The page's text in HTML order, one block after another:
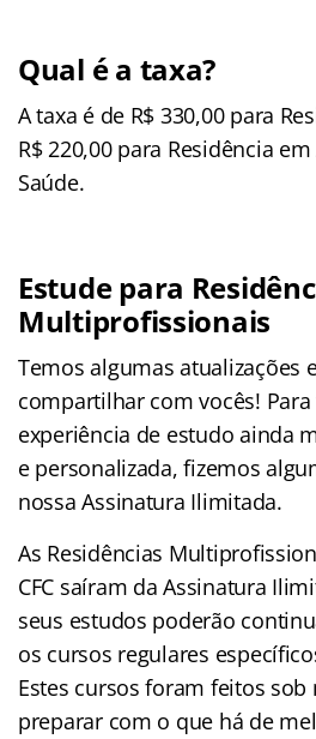
Qual é a taxa?
A taxa é de R$ 330,00 para
R$ 220,00 para Residência
Saúde.
Estude para
Multiprofissionais
Temos algumas atualizações
compartilhar com vocês!
experiência de estudo ainda
e personalizada, fizemos
nossa Assinatura Ilimitada.
As Residências
CFC saíram da Assinatura
seus estudos poderão
os cursos regulares
Estes cursos foram feitos
preparar com o que há de